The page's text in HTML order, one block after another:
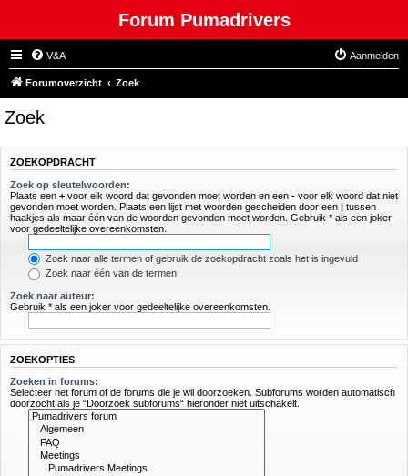
Forum Pumadrivers
V&A Aanmelden
Forumoverzicht Zoek
Zoek
ZOEKOPDRACHT
Zoek op sleutelwoorden:
Plaats een + voor elk woord dat gevonden moet worden en een - voor elk woord dat niet
gevonden moet worden. Plaats een lijst met woorden gescheiden door een | tussen
haakjes als maar één van de woorden gevonden moet worden. Gebruik * als een joker
voor gedeeltelijke overeenkomsten.
Zoek naar alle termen of gebruik de zoekopdracht zoals het is ingevuld
Zoek naar één van de termen
Zoek naar auteur:
Gebruik * als een joker voor gedeeltelijke overeenkomsten.
ZOEKOPTIES
Zoeken in forums:
Selecteer het forum of de forums die je wil doorzoeken. Subforums worden automatisch
doorzocht als je “Doorzoek subforums“ hieronder niet uitschakelt.